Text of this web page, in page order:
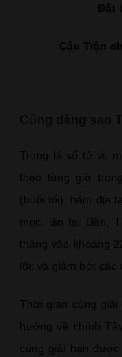
Đất
Câu Trận
Trong lá số tử vi,
theo từng giờ
(buổi tối), hãm địa
mọc, lặn tại Dần,
tháng vào khoảng
lộc và giảm bớt các
Thời gian cúng
hướng về chính
cúng giải hạn